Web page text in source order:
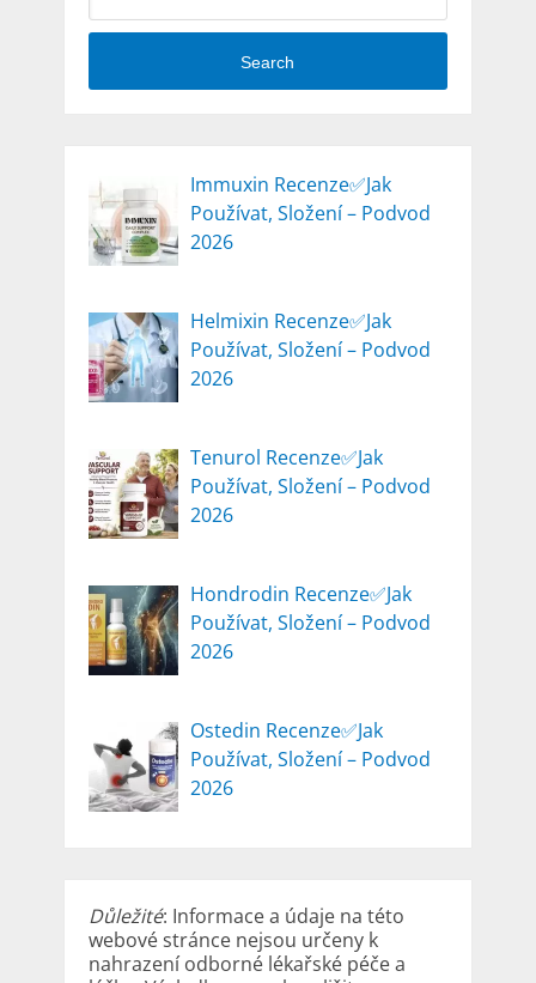
Search
Immuxin Recenze✅Jak
Používat, Složení – Podvod
2026
Helmixin Recenze✅Jak
Používat, Složení – Podvod
2026
Tenurol Recenze✅Jak
Používat, Složení – Podvod
2026
Hondrodin Recenze✅Jak
Používat, Složení – Podvod
2026
Ostedin Recenze✅Jak
Používat, Složení – Podvod
2026
Důležité: Informace a údaje na této
webové stránce nejsou určeny k
nahrazení odborné lékařské péče a